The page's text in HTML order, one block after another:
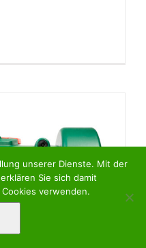
unserer Dienste. Mit der
Sie sich damit
verwenden.